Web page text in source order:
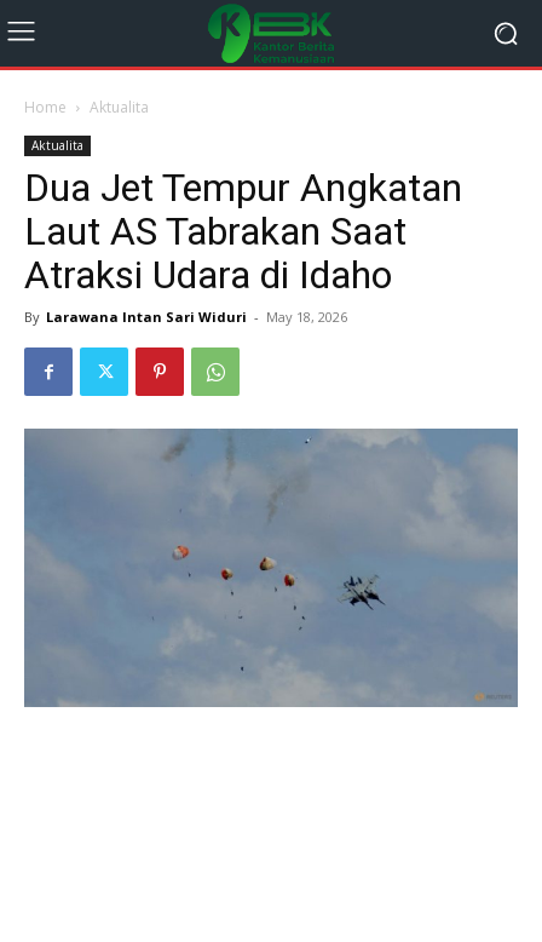
Home Aktualita
Aktualita
Dua Jet Tempur Angkatan
Laut AS Tabrakan Saat
Atraksi Udara di Idaho
By Larawana Intan Sari Widuri - May 18, 2026